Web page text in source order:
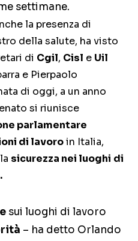
settimane.
la presenza di
della salute, ha visto
di Cgil, Cisl e Uil
e Pierpaolo
di oggi, a un anno
si riunisce
parlamentare
di lavoroin Italia,
sicurezza nei luoghi di
sui luoghi di lavoro
– ha detto Orlando